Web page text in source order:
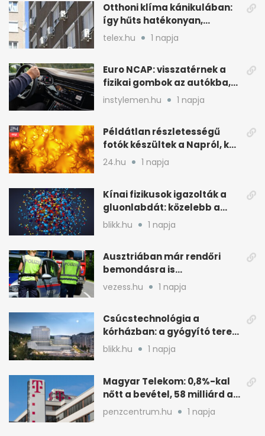
Otthoni klíma kánikulában:
így hűts hatékonyan,
kevesebb árammal
telex.hu 1 napja
Euro NCAP: visszatérnek a
fizikai gombok az autókba,
kevesebb nyomkodással
instylemen.hu 1 napja
Példátlan részletességű
fotók készültek a Napról, két
rejtély is tisztulhat
24.hu 1 napja
Kínai fizikusok igazolták a
gluonlabdát: közelebb a
standard modellhez
blikk.hu 1 napja
Ausztriában már rendőri
bemondásra is
büntethetnek
gyorshajtásért
vezess.hu 1 napja
Csúcstechnológia a
kórházban: a gyógyító terek
kulcsa az áramlás
blikk.hu 1 napja
Magyar Telekom: 0,8%-kal
nőtt a bevétel, 58 milliárd a
nyereség
penzcentrum.hu 1 napja